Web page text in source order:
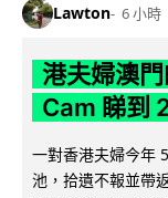
Lawton 6 小時
港夫婦澳
Cam 睇到
一對香港夫婦今年
池，拾遺不報並帶